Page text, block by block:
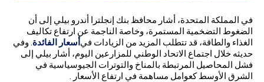
في المملكة المتحدة، أشار محافظ بنك إنجلترا أندرو بيلي إلى أن
الضغوط التضخمية المستمرة، وخاصة الناجمة عن ارتفاع تكاليف
الغذاء والطاقة، قد تتطلب المزيد من الزيادات فيأسعار الفائدة. وفي
حديثه خلال اجتماع الاتحاد الوطني للمزارعين اليوم، أشار بيلي إلى
فشل المحاصيل المرتبطة بالمناخ والتوترات الجيوسياسية في
الشرق الأوسط كعوامل مساهمة في ارتفاع الأسعار .